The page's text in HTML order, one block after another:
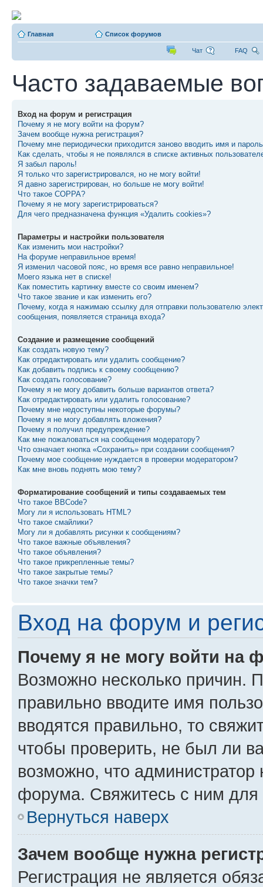
Главная Список форумов
Чат FAQ
Часто задаваемые
Вход на форум и регистрация
Почему я не могу войти на форум?
Зачем вообще нужна регистрация?
Почему мне периодически приходится заново вводить имя и
Как сделать, чтобы я не появлялся в списке активных
Я забыл пароль!
Я только что зарегистрировался, но не могу войти!
Я давно зарегистрирован, но больше не могу войти!
Что такое COPPA?
Почему я не могу зарегистрироваться?
Для чего предназначена функция «Удалить cookies»?
Параметры и настройки пользователя
Как изменить мои настройки?
На форуме неправильное время!
Я изменил часовой пояс, но время все равно неправильное!
Моего языка нет в списке!
Как поместить картинку вместе со своим именем?
Что такое звание и как изменить его?
Почему, когда я нажимаю ссылку для отправки пользователю
сообщения, появляется страница входа?
Создание и размещение сообщений
Как создать новую тему?
Как отредактировать или удалить сообщение?
Как добавить подпись к своему сообщению?
Как создать голосование?
Почему я не могу добавить больше вариантов ответа?
Как отредактировать или удалить голосование?
Почему мне недоступны некоторые форумы?
Почему я не могу добавлять вложения?
Почему я получил предупреждение?
Как мне пожаловаться на сообщения модератору?
Что означает кнопка «Сохранить» при создании сообщения?
Почему мое сообщение нуждается в проверки модератором?
Как мне вновь поднять мою тему?
Форматирование сообщений и типы создаваемых тем
Что такое BBCode?
Могу ли я использовать HTML?
Что такое смайлики?
Могу ли я добавлять рисунки к сообщениям?
Что такое важные объявления?
Что такое объявления?
Что такое прикрепленные темы?
Что такое закрытые темы?
Что такое значки тем?
Вход на форум и
Почему я не могу войти на
Возможно несколько причин.
правильно вводите имя
вводятся правильно, то
чтобы проверить, не был ли
возможно, что
форума. Свяжитесь с ним для
Вернуться наверх
Зачем вообще нужна
Регистрация не является